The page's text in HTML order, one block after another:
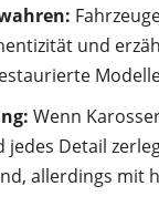
und
Wenn
jedes Detail
allerdings mit